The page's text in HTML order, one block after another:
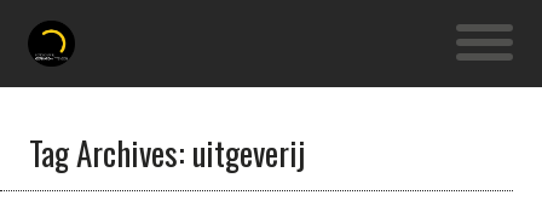
Tag Archives: uitgeverij